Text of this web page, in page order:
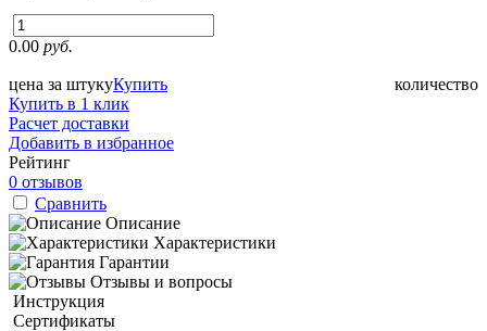
0.00 руб.
цена за штуку количество
Купить
Купить в 1 клик
Расчет доставки
Добавить в избранное
Рейтинг
0 отзывов
Сравнить
Описание
Характеристики
Гарантии
Отзывы и вопросы
Инструкция
Сертификаты